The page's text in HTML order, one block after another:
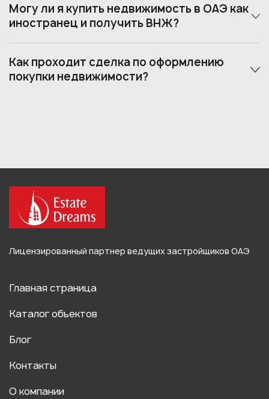
Могу ли я купить недвижимость в ОАЭ как
иностранец и получить ВНЖ?
Как проходит сделка по оформлению
покупки недвижимости?
Лицензированный партнер ведущих застройщиков ОАЭ
Главная страница
Каталог объектов
Блог
Контакты
О компании